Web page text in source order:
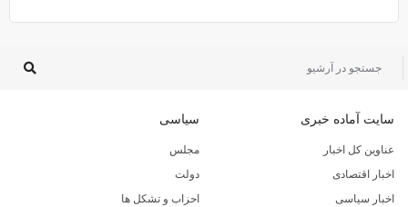
سایت آماده خبری
عناوین کل اخبار
اخبار اقتصادی
اخبار سیاسی
سیاسی
مجلس
دولت
احزاب و تشکل ها